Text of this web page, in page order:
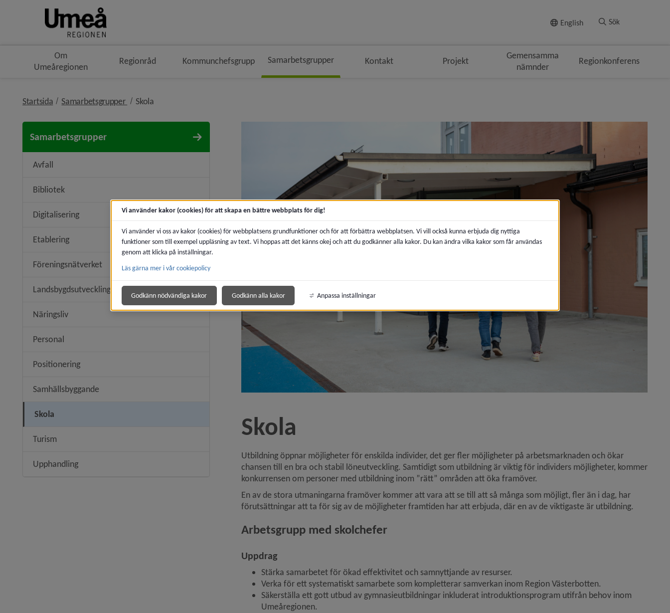
English Sök
Om
Umeåregionen
Regionråd Kommunchefsgrupp Samarbetsgrupper Kontakt Projekt
Gemensamma
nämnder
Regionkonferens
Startsida Samarbetsgrupper nivå i brödsmulenavigeringen
Skolanivå i brödsmulenavigeringen
Samarbetsgrupper
Avfall
Bibliotek
Digitalisering
Etablering
Föreningsnätverket
Landsbygdsutveckling Undermeny för Landsbygdsutveckling
Näringsliv
Personal
Positionering
Samhällsbyggande
Skola
Turism
Upphandling
Skola
Utbildning öppnar möjligheter för enskilda individer, det ger fler möjligheter på arbetsmarknaden och ökar
chansen till en bra och stabil löneutveckling. Samtidigt som utbildning är viktig för individers möjligheter, kommer
konkurrensen om personer med utbildning inom ”rätt” områden att öka framöver.
En av de stora utmaningarna framöver kommer att vara att se till att så många som möjligt, fler än i dag, har
förutsättningar att ta för sig av de möjligheter framtiden har att erbjuda, där en av de viktigaste är utbildning.
Arbetsgrupp med skolchefer
Uppdrag
Stärka samarbetet för ökad effektivitet och samnyttjande av resurser.
Verka för ett systematiskt samarbete som kompletterar samverkan inom Region Västerbotten.
Säkerställa ett gott utbud av gymnasieutbildningar inkluderat introduktionsprogram utifrån behov inom
Umeåregionen.
Vi använder kakor (cookies) för att skapa en bättre webbplats för dig!
Vi använder vi oss av kakor (cookies) för webbplatsens grundfunktioner och för att förbättra webbplatsen. Vi vill också kunna erbjuda dig nyttiga
funktioner som till exempel uppläsning av text. Vi hoppas att det känns okej och att du godkänner alla kakor. Du kan ändra vilka kakor som får användas
genom att klicka på inställningar.
Läs gärna mer i vår cookiepolicy
Godkänn nödvändiga kakor Godkänn alla kakor Anpassa inställningar